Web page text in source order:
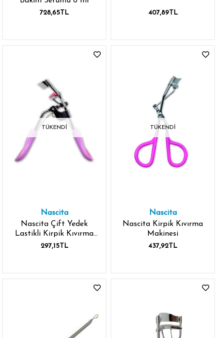
728,65TL 407,89TL
TÜKENDI
Nascita
Nascita Çift Yedek
Lastikli Kirpik Kıvırma
Aleti
297,15TL
TÜKENDI
Nascita
Nascita Kirpik Kıvırma
Makinesi
437,92TL